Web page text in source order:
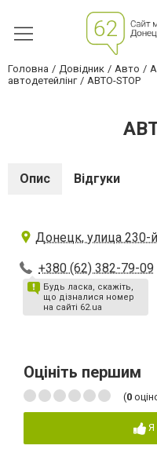
Головна Довідник Авто
автодетейлінг
АВТО-STOP
Опис Відгуки
Донецк, улица 230-
+380 (62) 382-79-09
Будь ласка, скажіть,
що дізналися номер
на сайті 62.ua
Оцініть першим
(0
Я